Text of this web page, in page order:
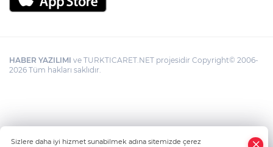
HABER YAZILIMI ve TURKTICARET.NET projesidir Copyright© 2006-
2026 Tüm hakları saklıdır.
Sizlere daha iyi hizmet sunabilmek adına sitemizde çerez